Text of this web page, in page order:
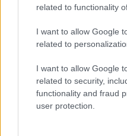
related to functionality
I want to allow Google
related to
I want to allow Google
related to security,
functionality and fraud
user protection.
parkját
mesél –